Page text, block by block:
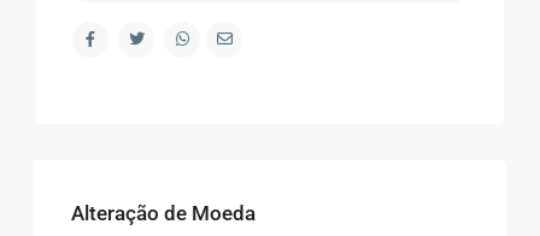
Alteração de Moeda